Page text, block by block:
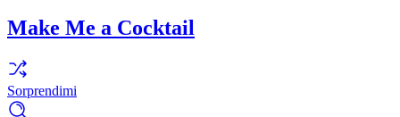
Make Me a Cocktail
Sorprendimi